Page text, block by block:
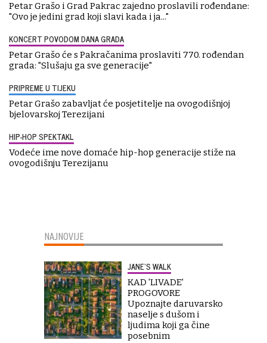
Petar Grašo i Grad Pakrac zajedno proslavili rođendane:
"Ovo je jedini grad koji slavi kada i ja..."
KONCERT POVODOM DANA GRADA
Petar Grašo će s Pakračanima proslaviti 770. rođendan
grada: "Slušaju ga sve generacije"
PRIPREME U TIJEKU
Petar Grašo zabavljat će posjetitelje na ovogodišnjoj
bjelovarskoj Terezijani
HIP-HOP SPEKTAKL
Vodeće ime nove domaće hip-hop generacije stiže na
ovogodišnju Terezijanu
NAJNOVIJE
JANE’S WALK
KAD 'LIVADE'
PROGOVORE
Upoznajte daruvarsko
naselje s dušom i
ljudima koji ga čine
posebnim